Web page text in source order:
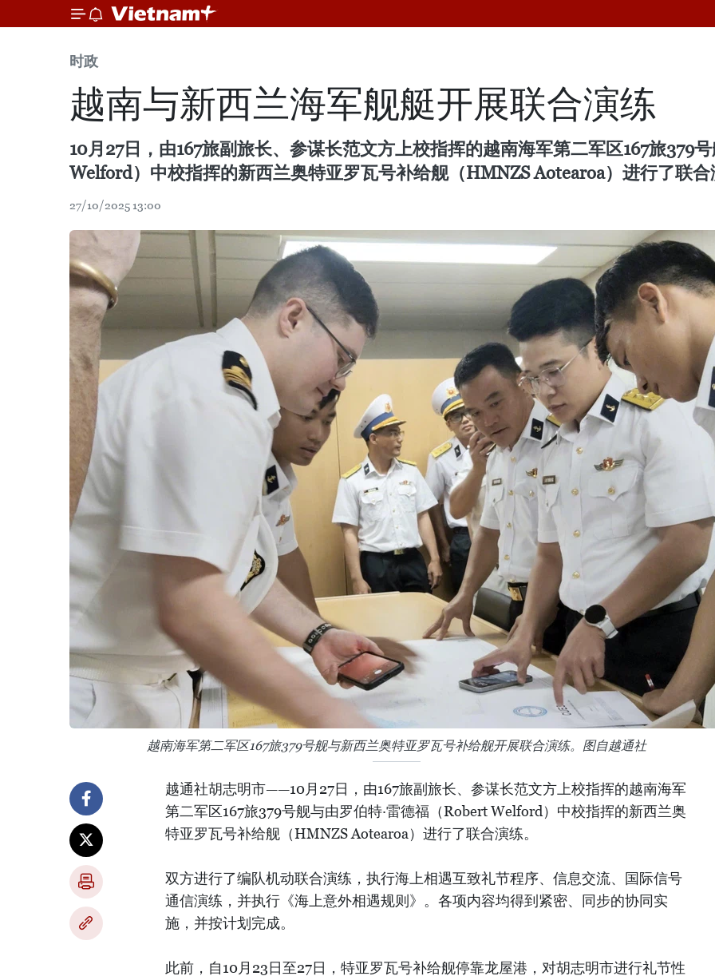
时政
越南与新西兰海军舰艇开展联合演练
10月27日，由167旅副旅长、参谋长范文方上校指挥的越南海军第二军区167旅379
Welford）中校指挥的新西兰奥特亚罗瓦号补给舰（HMNZS Aotearoa）进行了联合
27/10/2025 13:00
越南海军第二军区167旅379号舰与新西兰奥特亚罗瓦号补给舰开展联合演练。图自越通社
越通社胡志明市——10月27日，由167旅副旅长、参谋长范文方上校指挥的越南海军
第二军区167旅379号舰与由罗伯特·雷德福（Robert Welford）中校指挥的新西兰奥
特亚罗瓦号补给舰（HMNZS Aotearoa）进行了联合演练。
双方进行了编队机动联合演练，执行海上相遇互致礼节程序、信息交流、国际信号
通信演练，并执行《海上意外相遇规则》。各项内容均得到紧密、同步的协同实
施，并按计划完成。
此前，自10月23日至27日，特亚罗瓦号补给舰停靠龙屋港，对胡志明市进行礼节性